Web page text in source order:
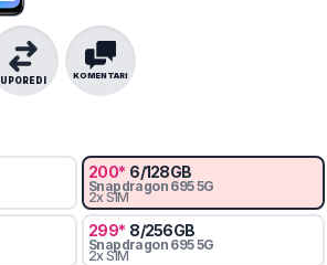
KOMENTARI
UPOREDI
200* 6/128GB
Snapdragon 695 5G
2x SIM
299* 8/256GB
Snapdragon 695 5G
2x SIM